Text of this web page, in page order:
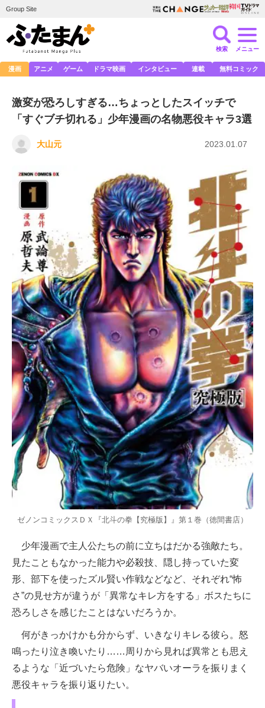
Group Site
検索 メニュー
漫画 アニメ ゲーム ドラマ映画 インタビュー 連載 無料コミック
激変が恐ろしすぎる…ちょっとしたスイッチで
「すぐブチ切れる」少年漫画の名物悪役キャラ3選
大山元 2023.01.07
ゼノンコミックスＤＸ『北斗の拳【究極版】』第１巻（徳間書店）
少年漫画で主人公たちの前に立ちはだかる強敵たち。
見たこともなかった能力や必殺技、隠し持っていた変
形、部下を使ったズル賢い作戦などなど、それぞれ“怖
さ”の見せ方が違うが「異常なキレ方をする」ボスたちに
恐ろしさを感じたことはないだろうか。
何がきっかけかも分からず、いきなりキレる彼ら。怒
鳴ったり泣き喚いたり……周りから見れば異常とも思え
るような「近づいたら危険」なヤバいオーラを振りまく
悪役キャラを振り返りたい。